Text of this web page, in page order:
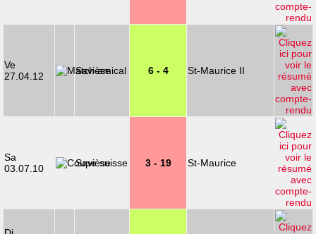
Ve
27.04.12
Savièse 6 - 4 St-Maurice II
Sa
03.07.10
Savièse 3 - 19 St-Maurice